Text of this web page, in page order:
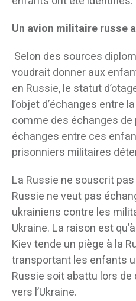
Un avion militaire russe
Selon des sources
voudrait donner aux
en Russie, le statut
l’objet d’échanges entre
comme des échanges de
échanges entre ces
prisonniers militaires
La Russie ne souscrit
Russie ne veut pas
ukrainiens contre les
Ukraine. La raison est
Kiev tende un piège à la
transportant les enfants
Russie soit abattu lors
vers l’Ukraine.